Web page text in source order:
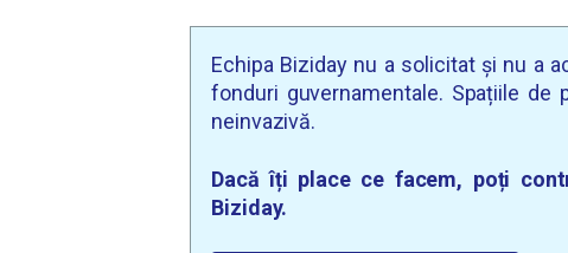
Echipa Biziday nu a solicitat și nu a
fonduri guvernamentale. Spațiile de
neinvazivă.
Dacă îți place ce facem, poți
Biziday.